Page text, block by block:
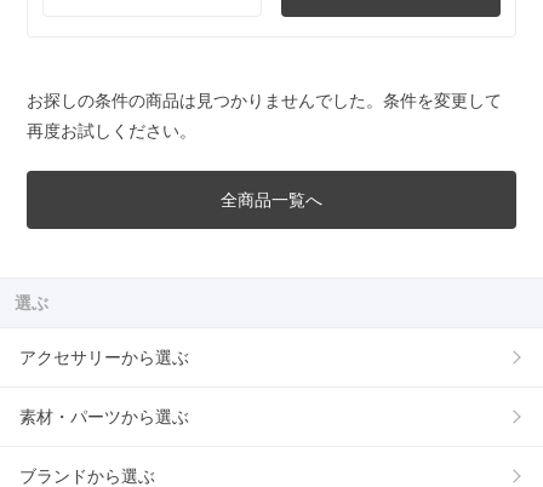
お探しの条件の商品は見つかりませんでした。条件を変更して
再度お試しください。
全商品一覧へ
選ぶ
アクセサリーから選ぶ
素材・パーツから選ぶ
ブランドから選ぶ